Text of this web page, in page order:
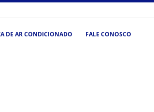
DE AR CONDICIONADO FALE CONOSCO